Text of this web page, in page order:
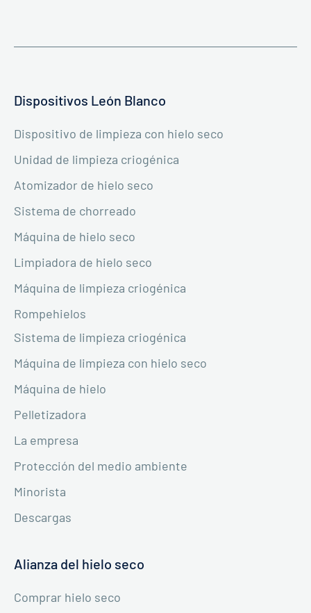
Dispositivos León Blanco
Dispositivo de limpieza con hielo seco
Unidad de limpieza criogénica
Atomizador de hielo seco
Sistema de chorreado
Máquina de hielo seco
Limpiadora de hielo seco
Máquina de limpieza criogénica
Rompehielos
Sistema de limpieza criogénica
Máquina de limpieza con hielo seco
Máquina de hielo
Pelletizadora
La empresa
Protección del medio ambiente
Minorista
Descargas
Alianza del hielo seco
Comprar hielo seco